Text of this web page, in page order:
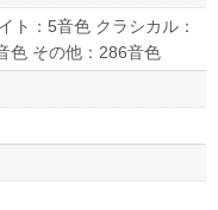
ト：5音色 クラシカル：
色 その他：286音色